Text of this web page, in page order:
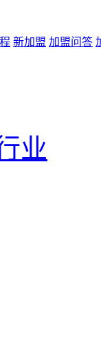
新加盟 加盟问答
业